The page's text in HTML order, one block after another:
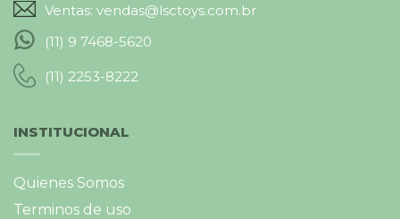
Ventas: vendas@lsctoys.com.br
(11) 9 7468-5620
(11) 2253-8222
INSTITUCIONAL
Quienes Somos
Terminos de uso